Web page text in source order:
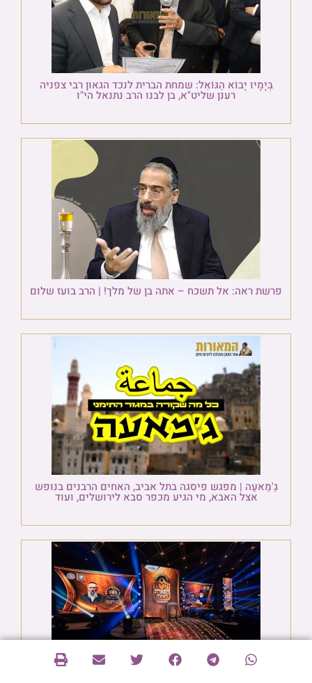
בְּיָמָיו יָבוֹא הַגּוֹאֵל: שמחת הברית לנכד הגאון רבי צפניה
רענן שליט"א, בן לבנו הרב נתנאל הי"ו
פרשת ראה: אל תשכח – אתה בן של מלך! | הרב בועז שלום
גַ'מַאעַה | מפגש פיסגה בתל אביב, האחים הרבנים בנופש
אצל האבא, מי הגיע מכפר סבא לירושלים, ועוד